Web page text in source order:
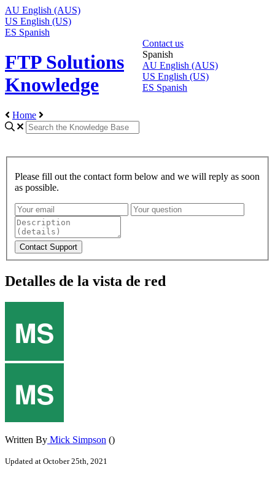
AU English (AUS)
US English (US)
ES Spanish
FTP Solutions
Knowledge
Contact us
Spanish
AU English (AUS)
US English (US)
ES Spanish
Home
Please fill out the contact form below and we will reply as soon
as possible.
Detalles de la vista de red
Written By Mick Simpson ()
Updated at October 25th, 2021